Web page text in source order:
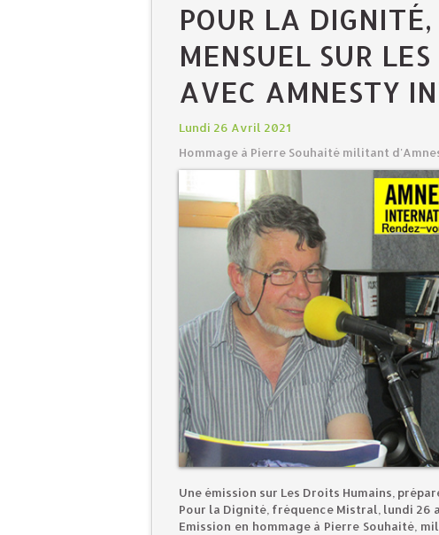
POUR LA
MENSUEL SUR
AVEC AMNESTY
Lundi 26 Avril 2021
Hommage à Pierre Souhaité militant
Une émission sur Les Droits Humains,
Pour la Dignité, fréquence Mistral, lundi 26
Emission en hommage à Pierre Souhaité,